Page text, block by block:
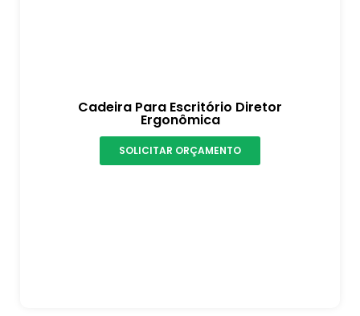
Cadeira Para Escritório Diretor
Ergonômica
SOLICITAR ORÇAMENTO